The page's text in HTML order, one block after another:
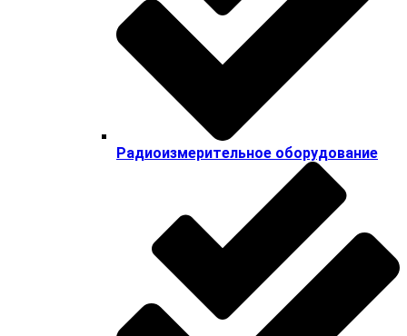
Радиоизмерительное оборудование